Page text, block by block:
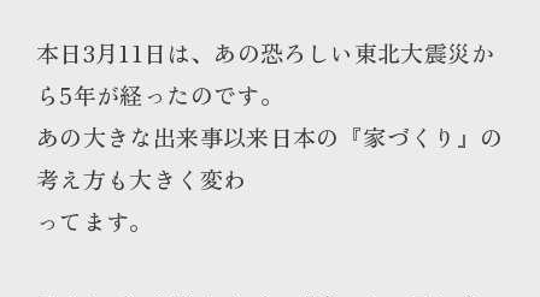
本日3月11日は、あの恐ろしい東北大震災か
ら5年が経ったのです。
あの大きな出来事以来日本の『家づくり』の
考え方も大きく変わ
ってます。